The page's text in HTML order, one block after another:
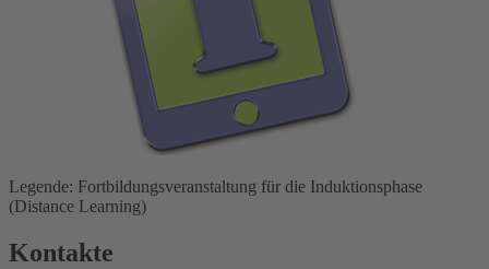
Legende: Fortbildungsveranstaltung für die Induktionsphase
(Distance Learning)
Kontakte